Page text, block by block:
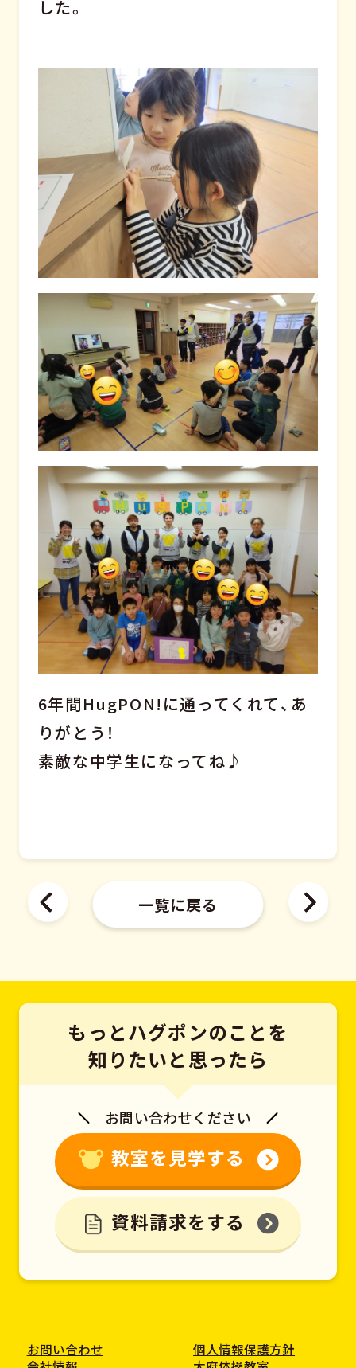
した。
6年間HugPON!に通ってくれて、あ
りがとう！
素敵な中学生になってね♪
一覧に戻る
もっとハグポンのことを
知りたいと思ったら
お問い合わせください
教室を見学する
資料請求をする
お問い合わせ
個人情報保護方針